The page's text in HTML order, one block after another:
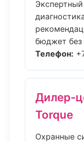
бюджет без
Телефон:
Дилер-
Torque
Охранные